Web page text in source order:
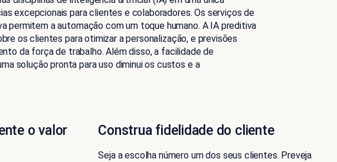
excepcionais para clientes e colaboradores. Os serviços de
permitem a automação com um toque humano. A IA preditiva
os clientes para otimizar a personalização, e previsões
da força de trabalho. Além disso, a facilidade de
solução pronta para uso diminui os custos e a
o valor
Construa fidelidade do cliente
Seja a escolha número um dos seus clientes. Preveja